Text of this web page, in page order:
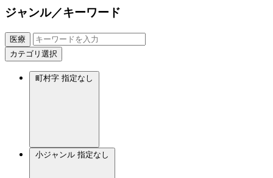
ジャンル／キーワード
医療
カテゴリ選択
町村字 指定なし
小ジャンル 指定なし